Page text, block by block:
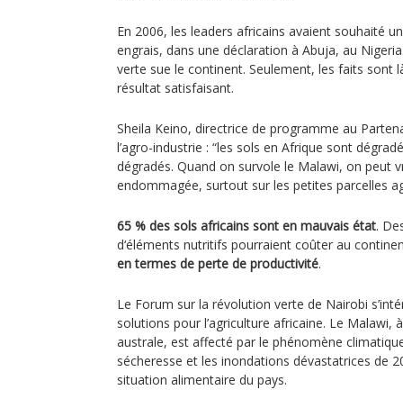
En 2006, les leaders africains avaient souhaité
engrais, dans une déclaration à Abuja, au
verte sue le continent. Seulement, les faits sont
résultat satisfaisant.
Sheila Keino, directrice de programme au
l’agro-industrie : “les sols en Afrique sont
dégradés. Quand on survole le Malawi, on peut
endommagée, surtout sur les petites parcelles
65 % des sols africains sont en mauvais état.
d‘éléments nutritifs pourraient coûter au
en termes de perte de productivité.
Le Forum sur la révolution verte de Nairobi
solutions pour l’agriculture africaine. Le Malawi, à
australe, est affecté par le phénomène
sécheresse et les inondations dévastatrices de
situation alimentaire du pays.